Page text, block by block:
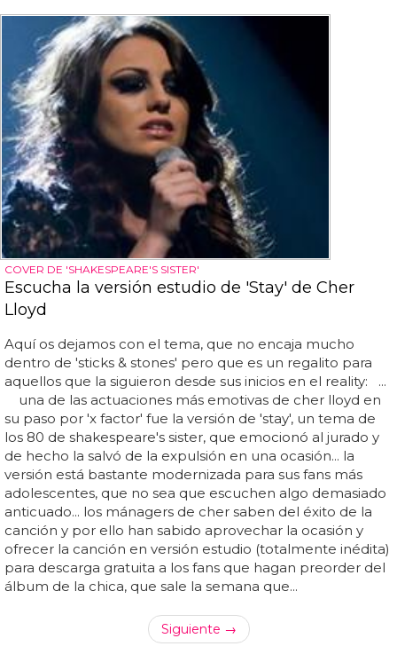
COVER DE 'SHAKESPEARE'S SISTER'
Escucha la versión estudio de 'Stay' de Cher
Lloyd
Aquí os dejamos con el tema, que no encaja mucho
dentro de 'sticks & stones' pero que es un regalito para
aquellos que la siguieron desde sus inicios en el reality: ...
una de las actuaciones más emotivas de cher lloyd en
su paso por 'x factor' fue la versión de 'stay', un tema de
los 80 de shakespeare's sister, que emocionó al jurado y
de hecho la salvó de la expulsión en una ocasión... la
versión está bastante modernizada para sus fans más
adolescentes, que no sea que escuchen algo demasiado
anticuado... los mánagers de cher saben del éxito de la
canción y por ello han sabido aprovechar la ocasión y
ofrecer la canción en versión estudio (totalmente inédita)
para descarga gratuita a los fans que hagan preorder del
álbum de la chica, que sale la semana que...
Siguiente →